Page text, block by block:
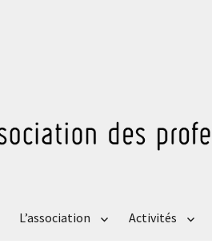
L’association Activités